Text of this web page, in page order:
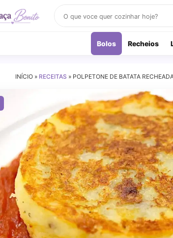
receitas
Bolos Recheios
INÍCIO » RECEITAS » POLPETONE DE BATATA